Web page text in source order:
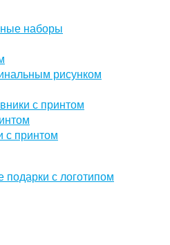
наборы
рисунком
с принтом
с принтом
с логотипом